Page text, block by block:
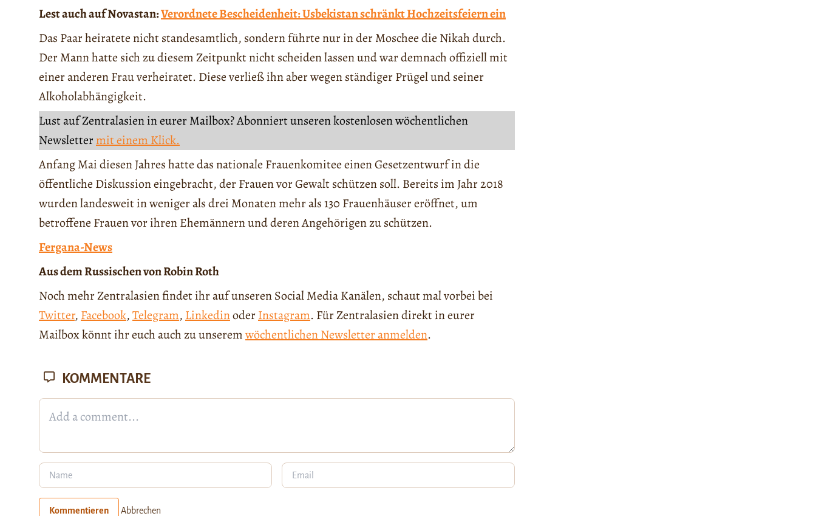
Lest auch auf Novastan:Verordnete Bescheidenheit: Usbekistan schränkt Hochzeitsfeiern ein
Das Paar heiratete nicht standesamtlich, sondern führte nur in der Moschee die Nikah durch.
Der Mann hatte sich zu diesem Zeitpunkt nicht scheiden lassen und war demnach offiziell mit
einer anderen Frau verheiratet. Diese verließ ihn aber wegen ständiger Prügel und seiner
Alkoholabhängigkeit.
Lust auf Zentralasien in eurer Mailbox? Abonniert unseren kostenlosen wöchentlichen
Newslettermit einem Klick.
Anfang Mai diesen Jahres hatte das nationale Frauenkomitee einen Gesetzentwurf in die
öffentliche Diskussion eingebracht, der Frauen vor Gewalt schützen soll. Bereits im Jahr 2018
wurden landesweit in weniger als drei Monaten mehr als 130 Frauenhäuser eröffnet, um
betroffene Frauen vor ihren Ehemännern und deren Angehörigen zu schützen.
Fergana-News
Aus dem Russischen von Robin Roth
Noch mehr Zentralasien findet ihr auf unseren Social Media Kanälen, schaut mal vorbei bei
Twitter, Facebook,Telegram, LinkedinoderInstagram. Für Zentralasien direkt in eurer
Mailbox könnt ihr euch auch zu unseremwöchentlichen Newsletter anmelden.
KOMMENTARE
Kommentieren Abbrechen